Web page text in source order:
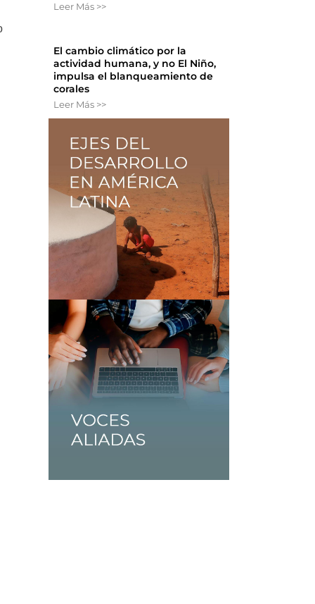
Leer Más >>
El cambio climático por la
actividad humana, y no El Niño,
impulsa el blanqueamiento de
corales
Leer Más >>